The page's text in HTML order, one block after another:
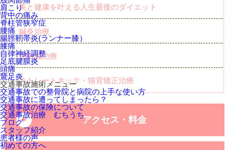
肩こり
背中の痛み
脊柱管狭窄症
腰痛
腸脛靭帯炎(ランナー膝）
膝痛
自律神経調整
足底腱膜炎
頭痛
鵞足炎
交通事故施術メニュー
交通事故での整骨院と病院の上手な使い方
交通事故に遭ってしまったら？
交通事故の保険について
交通事故治療 むちうち
ブログ
スタッフ紹介
患者様の声
初めての方へ
美と健康を叶える人生最後のダイエット
鍼灸治療
美容鍼治療
ストレートネック・猫背矯正治療
アクセス・料金